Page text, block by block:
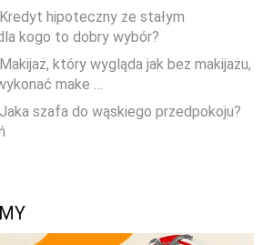
Kredyt hipoteczny ze stałym
kogo to dobry wybór?
Makijaż, który wygląda jak bez makijażu,
make …
Jaka szafa do wąskiego przedpokoju?